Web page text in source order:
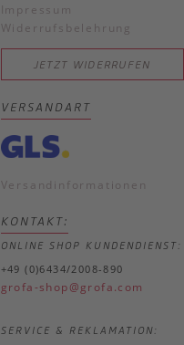
Impressum
Widerrufsbelehrung
JETZT WIDERRUFEN
VERSANDART
Versandinformationen
KONTAKT:
ONLINE SHOP KUNDENDIENST:
+49 (0)6434/2008-890
grofa-shop@grofa.com
SERVICE & REKLAMATION: